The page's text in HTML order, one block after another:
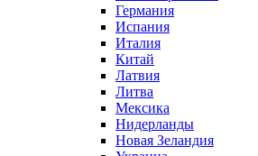
Германия
Испания
Италия
Китай
Латвия
Литва
Мексика
Нидерланды
Новая Зеландия